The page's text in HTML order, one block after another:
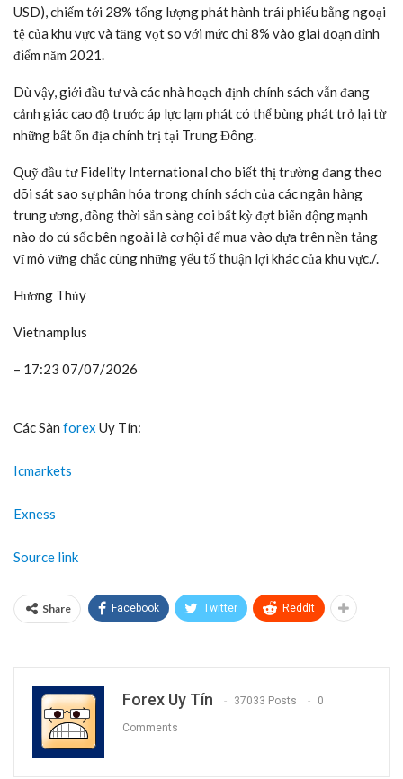
USD), chiếm tới 28% tổng lượng phát hành trái phiếu bằng ngoại
tệ của khu vực và tăng vọt so với mức chỉ 8% vào giai đoạn đỉnh
điểm năm 2021.
Dù vậy, giới đầu tư và các nhà hoạch định chính sách vẫn đang
cảnh giác cao độ trước áp lực lạm phát có thể bùng phát trở lại từ
những bất ổn địa chính trị tại Trung Đông.
Quỹ đầu tư Fidelity International cho biết thị trường đang theo
dõi sát sao sự phân hóa trong chính sách của các ngân hàng
trung ương, đồng thời sẵn sàng coi bất kỳ đợt biến động mạnh
nào do cú sốc bên ngoài là cơ hội để mua vào dựa trên nền tảng
vĩ mô vững chắc cùng những yếu tố thuận lợi khác của khu vực./.
Hương Thủy
Vietnamplus
– 17:23 07/07/2026
Các Sàn forex Uy Tín:
Icmarkets
Exness
Source link
Share Facebook Twitter ReddIt
Forex Uy Tín 37033 Posts 0
Comments